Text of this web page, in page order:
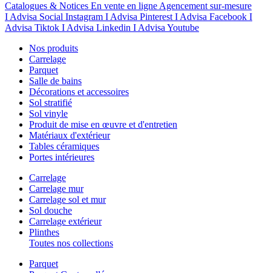
Catalogues & Notices En vente en ligne Agencement sur-mesure
I Advisa Social Instagram I Advisa Pinterest I Advisa Facebook I
Advisa Tiktok I Advisa Linkedin I Advisa Youtube
Nos produits
Carrelage
Parquet
Salle de bains
Décorations et accessoires
Sol stratifié
Sol vinyle
Produit de mise en œuvre et d'entretien
Matériaux d'extérieur
Tables céramiques
Portes intérieures
Carrelage
Carrelage mur
Carrelage sol et mur
Sol douche
Carrelage extérieur
Plinthes
Toutes nos collections
Parquet